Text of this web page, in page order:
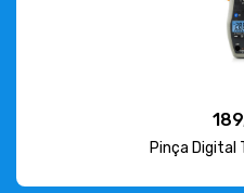
Pinça Digital